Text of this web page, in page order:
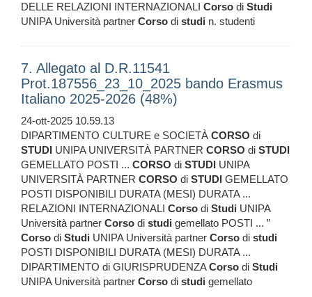
DELLE RELAZIONI INTERNAZIONALI Corso di Studi
UNIPA Università partner Corso di studi n. studenti
7. Allegato al D.R.11541
Prot.187556_23_10_2025 bando Erasmus
Italiano 2025-2026 (48%)
24-ott-2025 10.59.13
DIPARTIMENTO CULTURE e SOCIETÀ CORSO di
STUDI UNIPA UNIVERSITÀ PARTNER CORSO di STUDI
GEMELLATO POSTI ... CORSO di STUDI UNIPA
UNIVERSITÀ PARTNER CORSO di STUDI GEMELLATO
POSTI DISPONIBILI DURATA (MESI) DURATA ...
RELAZIONI INTERNAZIONALI Corso di Studi UNIPA
Università partner Corso di studi gemellato POSTI ... ”
Corso di Studi UNIPA Università partner Corso di studi
POSTI DISPONIBILI DURATA (MESI) DURATA ...
DIPARTIMENTO di GIURISPRUDENZACorso di Studi
UNIPA Università partner Corso di studi gemellato